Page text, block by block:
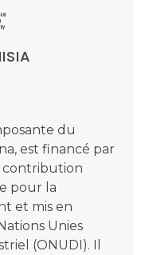
du
est financé par
contribution
pour la
et mis en
Unies
(ONUDI). Il